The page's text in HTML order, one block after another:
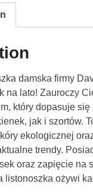
damska firmy
na lato! Zauroczy
który dopasuje
jak i szortów.
ekologicznej
trendy.
oraz zapięcie na
listonoszka ożywi